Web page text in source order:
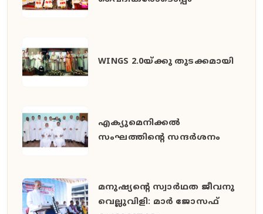
WINGS 2.0യ്ക്കു തുടക്കമായി
എക്യുമെനിക്കൽ
സംഘത്തിന്റെ സന്ദർശനം
മനുഷ്യൻ്റെ സ്വാർഥത ജീവനു
വെല്ലുവിളി: മാർ ജോസഫ്